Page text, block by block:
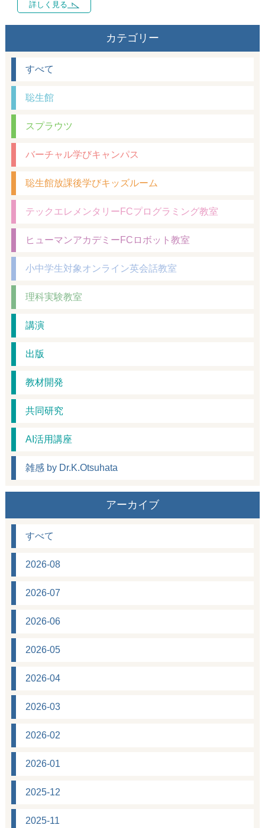
詳しく見る
カテゴリー
すべて
聡生館
スプラウツ
バーチャル学びキャンパス
聡生館放課後学びキッズルーム
テックエレメンタリーFCプログラミング教室
ヒューマンアカデミーFCロボット教室
小中学生対象オンライン英会話教室
理科実験教室
講演
出版
教材開発
共同研究
AI活用講座
雑感 by Dr.K.Otsuhata
アーカイブ
すべて
2026-08
2026-07
2026-06
2026-05
2026-04
2026-03
2026-02
2026-01
2025-12
2025-11